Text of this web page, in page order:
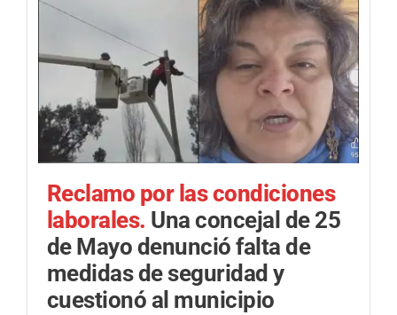
Reclamo por las condiciones
laborales. Una concejal de 25
de Mayo denunció falta de
medidas de seguridad y
cuestionó al municipio